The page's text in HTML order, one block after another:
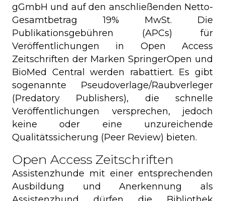
gGmbH und auf den anschließenden Netto-
Gesamtbetrag 19% MwSt. Die
Publikationsgebühren (APCs) für
Veröffentlichungen in Open Access
Zeitschriften der Marken SpringerOpen und
BioMed Central werden rabattiert. Es gibt
sogenannte Pseudoverlage/Raubverleger
(Predatory Publishers), die schnelle
Veröffentlichungen versprechen, jedoch
keine oder eine unzureichende
Qualitätssicherung (Peer Review) bieten.
Open Access Zeitschriften
Assistenzhunde mit einer entsprechenden
Ausbildung und Anerkennung als